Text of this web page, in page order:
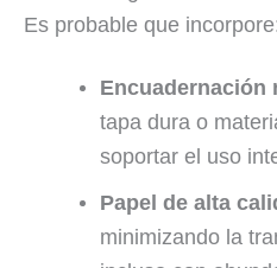
Es probable que
Encuadernación
tapa dura o
soportar el uso
Papel de alta
minimizando la